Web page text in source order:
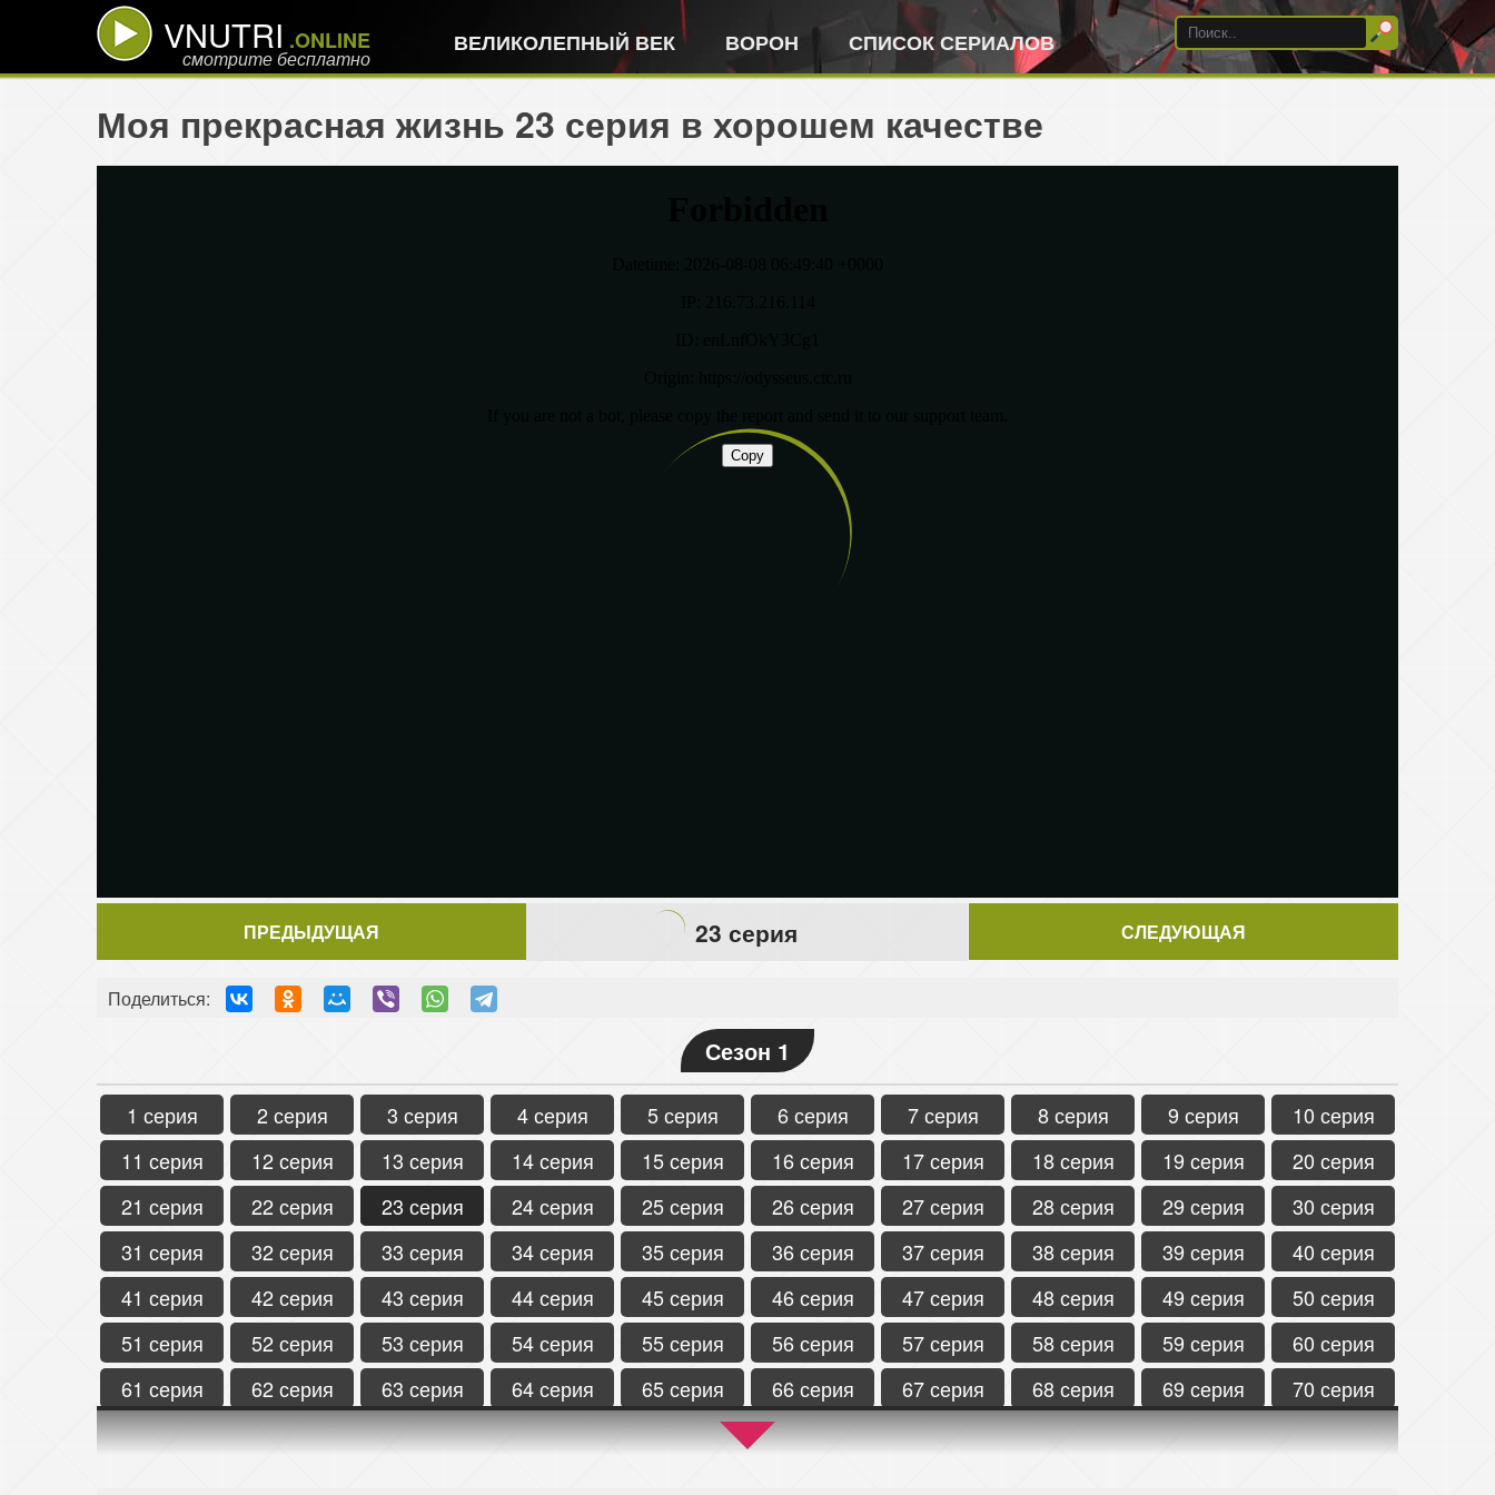
VNUTRI .ONLINE
смотрите бесплатно
ВЕЛИКОЛЕПНЫЙ ВЕК ВОРОН СПИСОК СЕРИАЛОВ
Моя прекрасная жизнь 23 серия в хорошем качестве
ПРЕДЫДУЩАЯ 23 серия СЛЕДУЮЩАЯ
Поделиться:
Сезон 1
1 серия 2 серия 3 серия 4 серия 5 серия 6 серия 7 серия 8 серия 9 серия
10 серия
11 серия
12 серия 13 серия 14 серия 15 серия 16 серия 17 серия 18 серия 19 серия
20 серия
21 серия
22 серия 23 серия 24 серия 25 серия 26 серия 27 серия 28 серия 29 серия
30 серия
31 серия
32 серия 33 серия 34 серия 35 серия 36 серия 37 серия 38 серия 39 серия
40 серия
41 серия
42 серия 43 серия 44 серия 45 серия 46 серия 47 серия 48 серия 49 серия
50 серия
51 серия
52 серия 53 серия 54 серия 55 серия 56 серия 57 серия 58 серия 59 серия
60 серия
61 серия
62 серия 63 серия 64 серия 65 серия 66 серия 67 серия 68 серия 69 серия
70 серия
71 серия
72 серия 73 серия 74 серия 75 серия 76 серия 77 серия 78 серия 79 серия
80 серия